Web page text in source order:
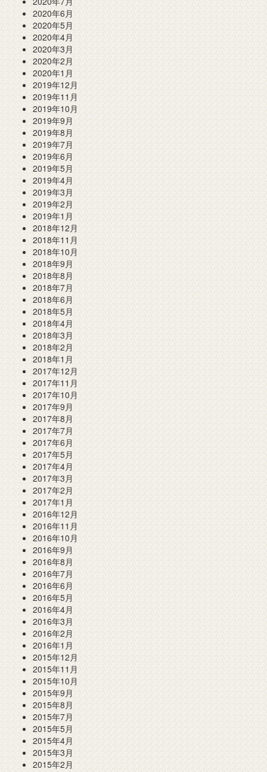
2020年6月
2020年5月
2020年4月
2020年3月
2020年2月
2020年1月
2019年12月
2019年11月
2019年10月
2019年9月
2019年8月
2019年7月
2019年6月
2019年5月
2019年4月
2019年3月
2019年2月
2019年1月
2018年12月
2018年11月
2018年10月
2018年9月
2018年8月
2018年7月
2018年6月
2018年5月
2018年4月
2018年3月
2018年2月
2018年1月
2017年12月
2017年11月
2017年10月
2017年9月
2017年8月
2017年7月
2017年6月
2017年5月
2017年4月
2017年3月
2017年2月
2017年1月
2016年12月
2016年11月
2016年10月
2016年9月
2016年8月
2016年7月
2016年6月
2016年5月
2016年4月
2016年3月
2016年2月
2016年1月
2015年12月
2015年11月
2015年10月
2015年9月
2015年8月
2015年7月
2015年5月
2015年4月
2015年3月
2015年2月